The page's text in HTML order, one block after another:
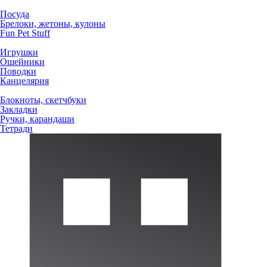
Посуда
Брелоки, жетоны, кулоны
Fun Pet Stuff
Игрушки
Ошейники
Поводки
Канцелярия
Блокноты, скетчбуки
Закладки
Ручки, карандаши
Тетради